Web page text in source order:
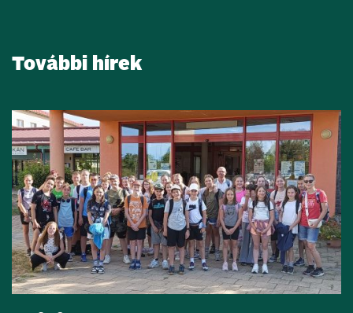
További hírek